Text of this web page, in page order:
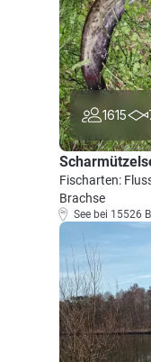
1615
Fischarten:
Brachse
See bei 15526